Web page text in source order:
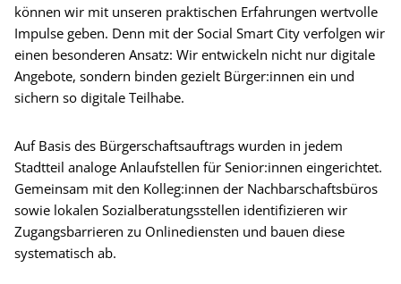
können wir mit unseren praktischen Erfahrungen wertvolle
Impulse geben. Denn mit der Social Smart City verfolgen wir
einen besonderen Ansatz: Wir entwickeln nicht nur digitale
Angebote, sondern binden gezielt Bürger:innen ein und
sichern so digitale Teilhabe.
Auf Basis des Bürgerschaftsauftrags wurden in jedem
Stadtteil analoge Anlaufstellen für Senior:innen eingerichtet.
Gemeinsam mit den Kolleg:innen der Nachbarschaftsbüros
sowie lokalen Sozialberatungsstellen identifizieren wir
Zugangsbarrieren zu Onlinediensten und bauen diese
systematisch ab.